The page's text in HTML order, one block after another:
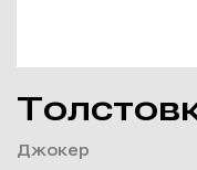
Джокер